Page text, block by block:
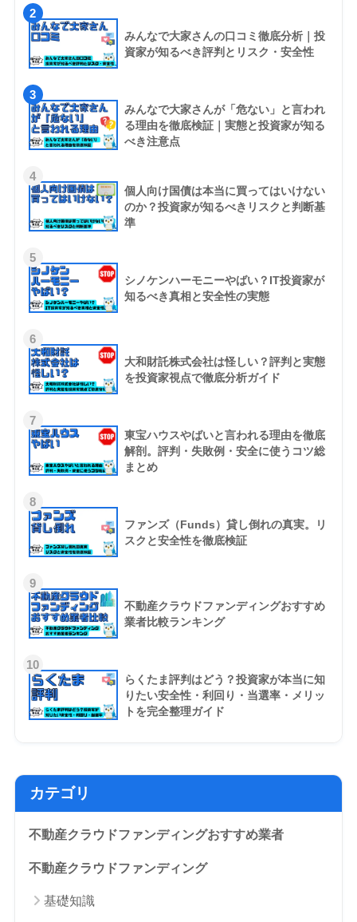
2
みんなで大家さんの口コミ徹底分析｜投
資家が知るべき評判とリスク・安全性
3
みんなで大家さんが「危ない」と言われ
る理由を徹底検証｜実態と投資家が知る
べき注意点
4
個人向け国債は本当に買ってはいけない
のか？投資家が知るべきリスクと判断基
準
5
シノケンハーモニーやばい？IT投資家が
知るべき真相と安全性の実態
6
大和財託株式会社は怪しい？評判と実態
を投資家視点で徹底分析ガイド
7
東宝ハウスやばいと言われる理由を徹底
解剖。評判・失敗例・安全に使うコツ総
まとめ
8
ファンズ（Funds）貸し倒れの真実。リ
スクと安全性を徹底検証
9
不動産クラウドファンディングおすすめ
業者比較ランキング
10
らくたま評判はどう？投資家が本当に知
りたい安全性・利回り・当選率・メリッ
トを完全整理ガイド
カテゴリ
不動産クラウドファンディングおすすめ業者
不動産クラウドファンディング
基礎知識